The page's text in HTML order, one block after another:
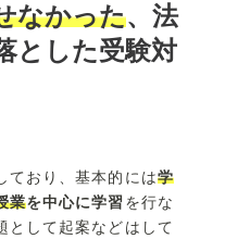
なかった、法
とした受験対
ており、基本的には学
業を中心に学習を行な
として起案などはして